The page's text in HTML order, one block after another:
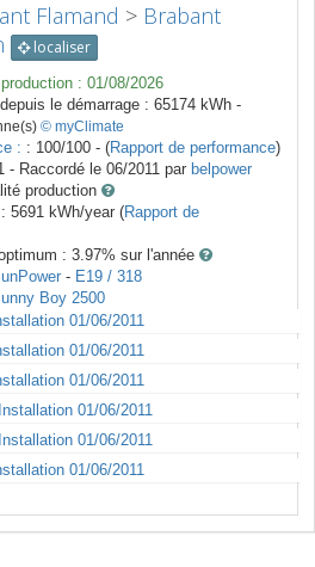
Flamand > Brabant
localiser
: 01/08/2026
le démarrage : 65174 kWh -
© myClimate
: : 100/100 - (Rapport de performance)
- Raccordé le 06/2011 par belpower
production
5691 kWh/year (Rapport de
: 3.97% sur l'année
- E19 / 318
Boy 2500
01/06/2011
01/06/2011
01/06/2011
01/06/2011
01/06/2011
01/06/2011